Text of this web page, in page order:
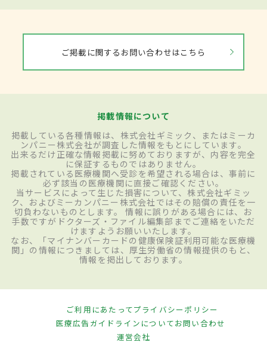
ご掲載に関するお問い合わせはこちら
掲載情報について
掲載している各種情報は、株式会社ギミック、またはミーカ
ンパニー株式会社が調査した情報をもとにしています。
出来るだけ正確な情報掲載に努めておりますが、内容を完全
に保証するものではありません。
掲載されている医療機関へ受診を希望される場合は、事前に
必ず該当の医療機関に直接ご確認ください。
当サービスによって生じた損害について、株式会社ギミッ
ク、およびミーカンパニー株式会社ではその賠償の責任を一
切負わないものとします。 情報に誤りがある場合には、お
手数ですがドクターズ・ファイル編集部までご連絡をいただ
けますようお願いいたします。
なお、「マイナンバーカードの健康保険証利用可能な医療機
関」の情報につきましては、厚生労働省の情報提供のもと、
情報を掲出しております。
ご利用にあたってプライバシーポリシー
医療広告ガイドラインについてお問い合わせ
運営会社